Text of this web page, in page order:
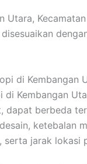
Utara,
di Kembangan
Kembangan
dapat berbeda
ketebalan
jarak lokasi